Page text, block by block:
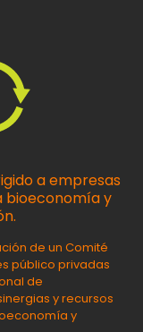
a empresas
bioeconomía y
de un Comité
público privadas
de
y recursos
y